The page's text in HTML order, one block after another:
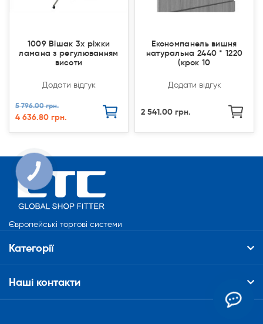
1009 Вішак 3х ріжки
ламана з регулюванням
висоти
Додати відгук
5 796.00 грн.
4 636.80 грн.
Економпанель вишня
натуральна 2440 * 1220
(крок 10
Додати відгук
2 541.00 грн.
Європейські торгові системи
Категорії
Наші контакти
КНОПКА
СВЯЗИ